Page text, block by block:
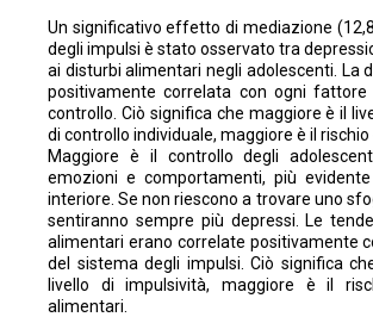
Un significativo effetto di mediazione
degli impulsi è stato osservato tra
ai disturbi alimentari negli adolescenti. La
positivamente correlata con ogni
controllo. Ciò significa che maggiore è il
di controllo individuale, maggiore è il rischio
Maggiore è il controllo degli
emozioni e comportamenti, più
interiore. Se non riescono a trovare uno
sentiranno sempre più depressi. Le
alimentari erano correlate positivamente
del sistema degli impulsi. Ciò significa
livello di impulsività, maggiore è il
alimentari.